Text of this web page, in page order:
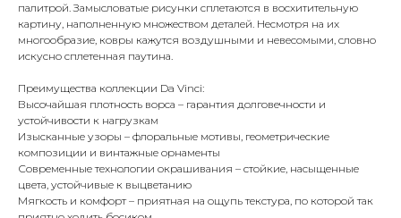
палитрой. Замысловатые рисунки сплетаются в восхитительную
картину, наполненную множеством деталей. Несмотря на их
многообразие, ковры кажутся воздушными и невесомыми, словно
искусно сплетенная паутина.
Преимущества коллекции Da Vinci:
Высочайшая плотность ворса – гарантия долговечности и
устойчивости к нагрузкам
Изысканные узоры – флоральные мотивы, геометрические
композиции и винтажные орнаменты
Современные технологии окрашивания – стойкие, насыщенные
цвета, устойчивые к выцветанию
Мягкость и комфорт – приятная на ощупь текстура, по которой так